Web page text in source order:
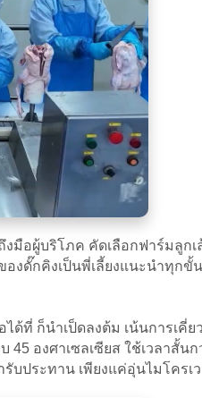
มือผู้บริโภค คัดเลือกฟาร์มลูก
งดั๊กคิงเป็นพี่เลี้ยงแนะนำทุก
ที่ ก็นำเป็ดลงต้ม เน้นการเคี่
องศาเซลเซียส ใช้เวลาสั้
บประทาน เพียงแค่อุ่นไมโคร